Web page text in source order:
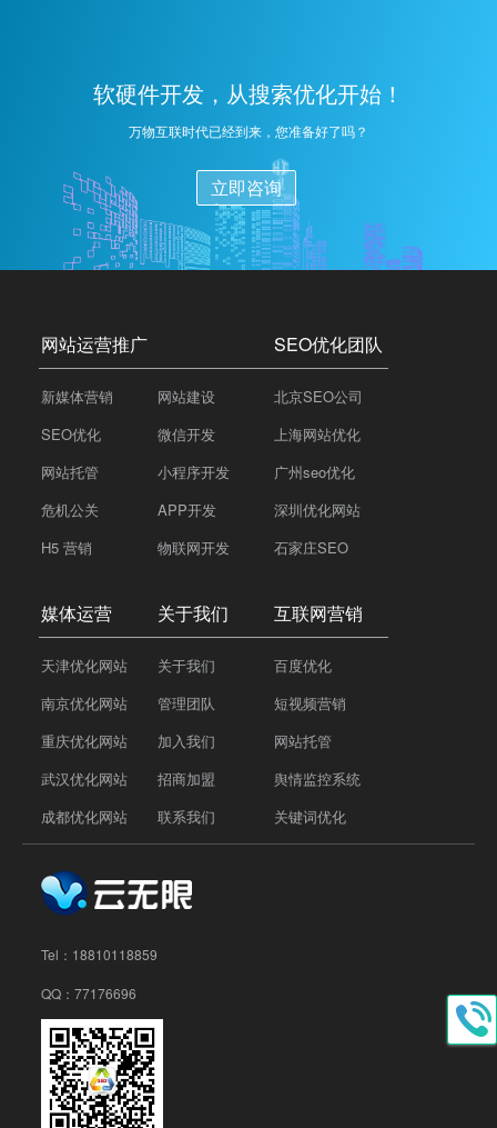
源，提高网站的权威性和可信度。避免购买外链等不正
规手段，以免被搜索引擎惩罚。
软硬件开发，从搜索优化开始！
万物互联时代已经到来，您准备好了吗？
立即咨询
网站运营推广
新媒体营销
SEO优化
网站托管
危机公关
H5 营销
网站建设
微信开发
小程序开发
APP开发
物联网开发
SEO优化团队
北京SEO公司
上海网站优化
广州seo优化
深圳优化网站
石家庄SEO
媒体运营
天津优化网站
南京优化网站
重庆优化网站
武汉优化网站
成都优化网站
关于我们
关于我们
管理团队
加入我们
招商加盟
联系我们
互联网营销
百度优化
短视频营销
网站托管
舆情监控系统
关键词优化
Tel： 18810118859
QQ：77176696